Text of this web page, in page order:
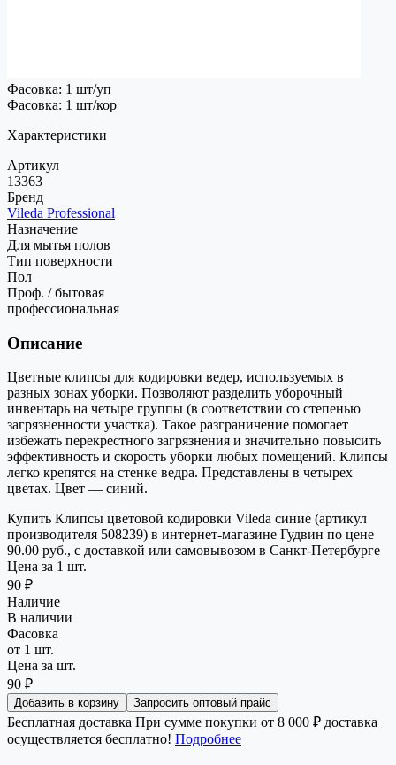
Фасовка: 1 шт/уп
Фасовка: 1 шт/кор
Характеристики
Артикул
13363
Бренд
Vileda Professional
Назначение
Для мытья полов
Тип поверхности
Пол
Проф. / бытовая
профессиональная
Описание
Цветные клипсы для кодировки ведер, используемых в
разных зонах уборки. Позволяют разделить уборочный
инвентарь на четыре группы (в соответствии со степенью
загрязненности участка). Такое разграничение помогает
избежать перекрестного загрязнения и значительно повысить
эффективность и скорость уборки любых помещений. Клипсы
легко крепятся на стенке ведра. Представлены в четырех
цветах. Цвет — синий.
Купить Клипсы цветовой кодировки Vileda синие (артикул
производителя 508239) в интернет-магазине Гудвин по цене
90.00 руб., с доставкой или самовывозом в Санкт-Петербурге
Цена за 1 шт.
90 ₽
Наличие
В наличии
Фасовка
от 1 шт.
Цена за шт.
90 ₽
Добавить в корзину Запросить оптовый прайс
Бесплатная доставка При сумме покупки от 8 000 ₽ доставка
осуществляется бесплатно! Подробнее